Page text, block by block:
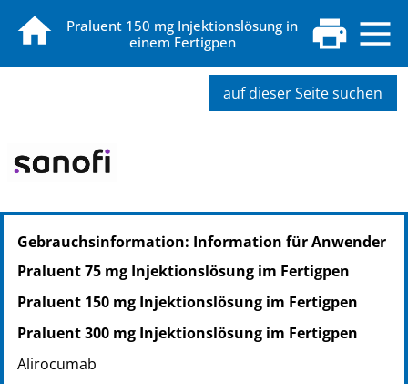
Praluent 150 mg Injektionslösung in
einem Fertigpen
auf dieser Seite suchen
PZN: 16930190
PPN: 111693019035
NTIN: 04150169301909
PPN: 111693021519
NTIN: 04150169302159
Gebrauchsinformation: Information für Anwender
Praluent 75 mg Injektionslösung im Fertigpen
Praluent 150 mg Injektionslösung im Fertigpen
Praluent 300 mg Injektionslösung im Fertigpen
Alirocumab